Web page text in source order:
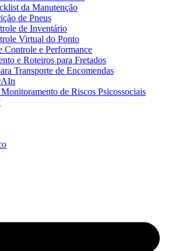
da Manutenção
de Pneus
de Inventário
Virtual do Ponto
Controle e Performance
e Roteiros para Fretados
Transporte de Encomendas
de Riscos Psicossociais